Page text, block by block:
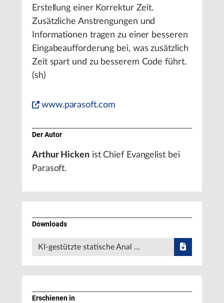
Erstellung einer Korrektur Zeit.
Zusätzliche Anstrengungen und
Informationen tragen zu einer besseren
Eingabeaufforderung bei, was zusätzlich
Zeit spart und zu besserem Code führt.
(sh)
www.parasoft.com
Der Autor
Arthur Hickenist Chief Evangelist bei
Parasoft.
Downloads
KI-gestützte statische Anal …
Erschienen in